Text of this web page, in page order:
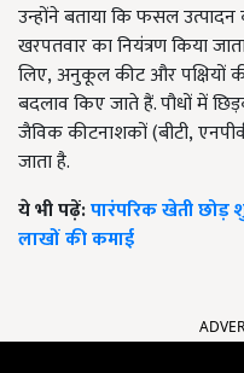
उन्होंने बताया कि फसल
खरपतवार का नियंत्रण किया
लिए,अनुकूल कीट और पक्षियों
बदलाव किए जाते हैं. पौधों में
जैविक कीटनाशकों (बीटी,
जाता है.
ये भी पढ़ें:पारंपरिक खेती छोड़
लाखों की कमाई